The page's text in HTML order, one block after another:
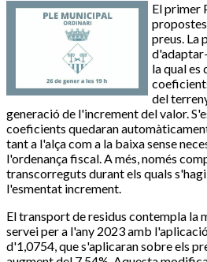
El primer
preus. La
la qual es
del
generació de l'increment del valor.
coeficients quedaran
tant a l'alça com a la baixa sense
l'ordenança fiscal. A més, només
transcorreguts durant els quals
l'esmentat increment.
El transport de residus contempla la
servei per a l'any 2023 amb
d'1,0754, que s'aplicaran sobre els